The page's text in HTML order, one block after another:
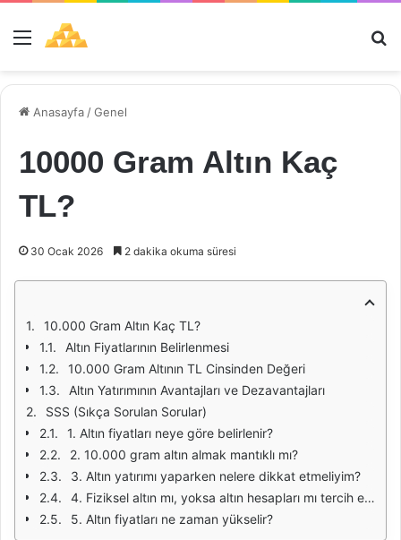
Menü
Anasayfa /Genel
10000 Gram Altın Kaç
TL?
30 Ocak 2026 2 dakika okuma süresi
10.000 Gram Altın Kaç TL?
Altın Fiyatlarının Belirlenmesi
10.000 Gram Altının TL Cinsinden Değeri
Altın Yatırımının Avantajları ve Dezavantajları
SSS (Sıkça Sorulan Sorular)
1. Altın fiyatları neye göre belirlenir?
2. 10.000 gram altın almak mantıklı mı?
3. Altın yatırımı yaparken nelere dikkat etmeliyim?
4. Fiziksel altın mı, yoksa altın hesapları mı tercih edilmeli?
5. Altın fiyatları ne zaman yükselir?